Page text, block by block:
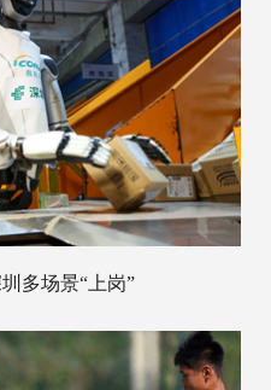
多场景“上岗”